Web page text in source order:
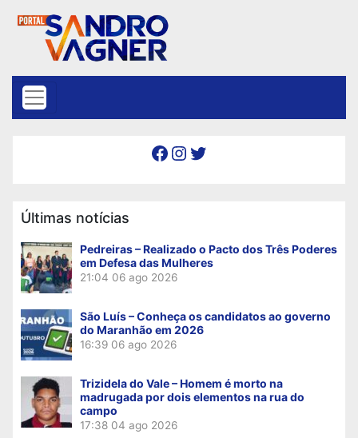
Facebook Instagram Twitter
Últimas notícias
Pedreiras – Realizado o Pacto dos Três Poderes
em Defesa das Mulheres
21:04 06 ago 2026
São Luís – Conheça os candidatos ao governo
do Maranhão em 2026
16:39 06 ago 2026
Trizidela do Vale – Homem é morto na
madrugada por dois elementos na rua do
campo
17:38 04 ago 2026